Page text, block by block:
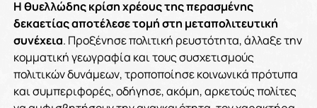
Η θυελλώδης κρίση χρέους της περασμένης
δεκαετίας αποτέλεσε τομή στη μεταπολιτευτική
συνέχεια. Προξένησε πολιτική ρευστότητα, άλλαξε την
κομματική γεωγραφία και τους συσχετισμούς
πολιτικών δυνάμεων, τροποποίησε κοινωνικά πρότυπα
και συμπεριφορές, οδήγησε, ακόμη, αρκετούς πολίτες